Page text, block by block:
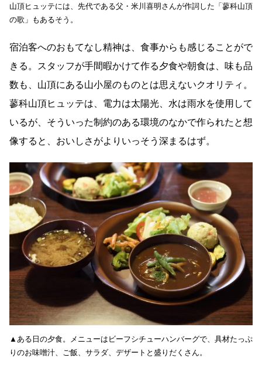
山頂ヒュッテには、先代である父・米川喜明さんが作詞した「蓼科山頂
の歌」もあるそう。
宿泊客へのおもてなし精神は、食事からも感じることがで
きる。スタッフが手間暇かけて作る夕食や朝食は、味も品
数も、山頂にある山小屋のものとは思えないクオリティ。
蓼科山頂ヒュッテは、電力は太陽光、水は雨水を使用して
いるが、そういった制約のある環境のなかで作られたと想
像すると、おいしさがよりいっそう深まるはず。
▲ある日の夕食。メニューはビーフシチューハンバーグで、具材たっぷ
りのお味噌汁、ご飯、サラダ、デザートと盛りだくさん。